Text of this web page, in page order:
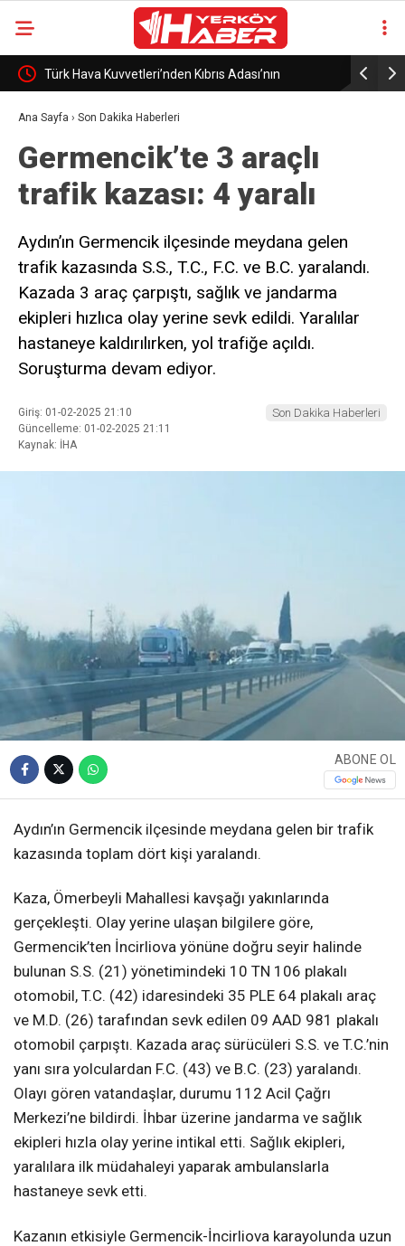
Türk Hava Kuvvetleri’nden Kıbrıs Adası’nın
güneyinde eğitim uçuşu
Bakan
Ana Sayfa › Son Dakika Haberleri
Germencik’te 3 araçlı
trafik kazası: 4 yaralı
Aydın’ın Germencik ilçesinde meydana gelen
trafik kazasında S.S., T.C., F.C. ve B.C. yaralandı.
Kazada 3 araç çarpıştı, sağlık ve jandarma
ekipleri hızlıca olay yerine sevk edildi. Yaralılar
hastaneye kaldırılırken, yol trafiğe açıldı.
Soruşturma devam ediyor.
Giriş: 01-02-2025 21:10
Güncelleme: 01-02-2025 21:11
Kaynak: İHA
Son Dakika Haberleri
ABONE OL
Aydın’ın Germencik ilçesinde meydana gelen bir trafik
kazasında toplam dört kişi yaralandı.
Kaza, Ömerbeyli Mahallesi kavşağı yakınlarında
gerçekleşti. Olay yerine ulaşan bilgilere göre,
Germencik’ten İncirliova yönüne doğru seyir halinde
bulunan S.S. (21) yönetimindeki 10 TN 106 plakalı
otomobil, T.C. (42) idaresindeki 35 PLE 64 plakalı araç
ve M.D. (26) tarafından sevk edilen 09 AAD 981 plakalı
otomobil çarpıştı. Kazada araç sürücüleri S.S. ve T.C.’nin
yanı sıra yolculardan F.C. (43) ve B.C. (23) yaralandı.
Olayı gören vatandaşlar, durumu 112 Acil Çağrı
Merkezi’ne bildirdi. İhbar üzerine jandarma ve sağlık
ekipleri hızla olay yerine intikal etti. Sağlık ekipleri,
yaralılara ilk müdahaleyi yaparak ambulanslarla
hastaneye sevk etti.
Kazanın etkisiyle Germencik-İncirliova karayolunda uzun